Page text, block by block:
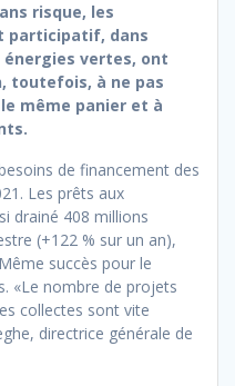
risque, les
participatif, dans
énergies vertes, ont
toutefois, à ne pas
même panier et à
de financement des
Les prêts aux
drainé 408 millions
(+122 % sur un an),
succès pour le
«Le nombre de projets
collectes sont vite
directrice générale de